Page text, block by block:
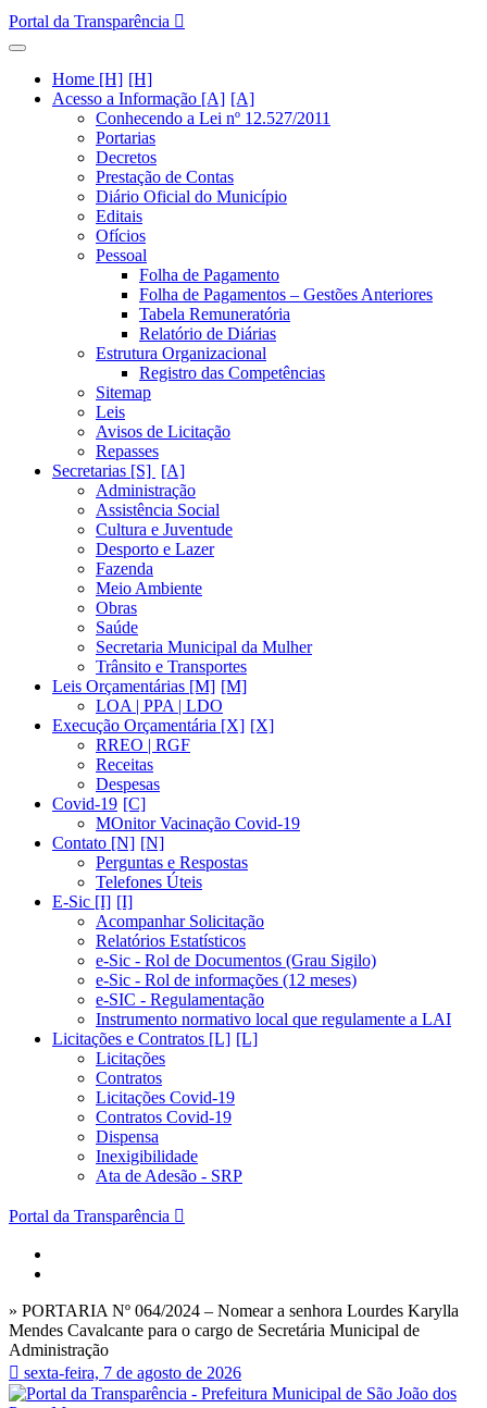
Portal da Transparência
Home [H]
Acesso a Informação [A]
Conhecendo a Lei nº 12.527/2011
Portarias
Decretos
Prestação de Contas
Diário Oficial do Município
Editais
Ofícios
Pessoal
Folha de Pagamento
Folha de Pagamentos – Gestões Anteriores
Tabela Remuneratória
Relatório de Diárias
Estrutura Organizacional
Registro das Competências
Sitemap
Leis
Avisos de Licitação
Repasses
Secretarias [S]
Administração
Assistência Social
Cultura e Juventude
Desporto e Lazer
Fazenda
Meio Ambiente
Obras
Saúde
Secretaria Municipal da Mulher
Trânsito e Transportes
Leis Orçamentárias [M]
LOA | PPA | LDO
Execução Orçamentária [X]
RREO | RGF
Receitas
Despesas
Covid-19
MOnitor Vacinação Covid-19
Contato [N]
Perguntas e Respostas
Telefones Úteis
E-Sic [I]
Acompanhar Solicitação
Relatórios Estatísticos
e-Sic - Rol de Documentos (Grau Sigilo)
e-Sic - Rol de informações (12 meses)
e-SIC - Regulamentação
Instrumento normativo local que regulamente a LAI
Licitações e Contratos [L]
Licitações
Contratos
Licitações Covid-19
Contratos Covid-19
Dispensa
Inexigibilidade
Ata de Adesão - SRP
Portal da Transparência
» PORTARIA Nº 064/2024 – Nomear a senhora Lourdes Karylla
Mendes Cavalcante para o cargo de Secretária Municipal de
Administração
sexta-feira, 7 de agosto de 2026